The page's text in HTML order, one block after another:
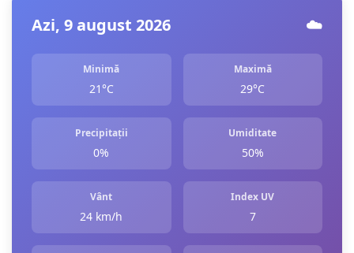
Azi, 9 august 2026 ☁️
Minimă
21°C
Maximă
29°C
Precipitații
0%
Umiditate
50%
Vânt
24 km/h
Index UV
7